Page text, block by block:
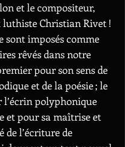
et le compositeur,
Christian Rivet !
sont imposés comme
rêvés dans notre
pour son sens de
et de la poésie ; le
l’écrin polyphonique
et pour sa maîtrise et
de l’écriture de